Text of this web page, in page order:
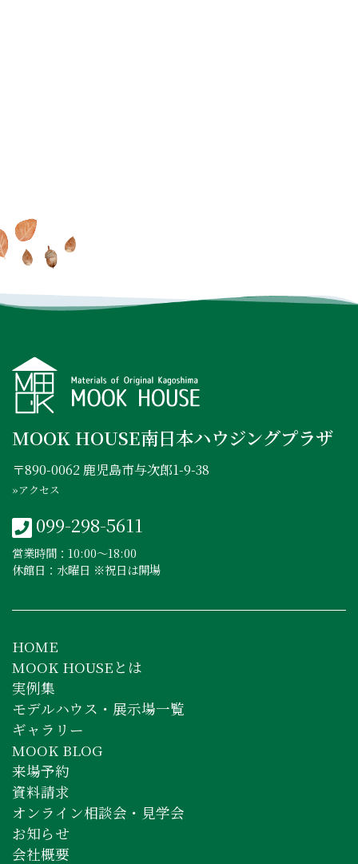
FACEBOOK
MOOK HOUSE南日本ハウジングプラザ
〒890-0062 鹿児島市与次郎1-9-38
»アクセス
099-298-5611
営業時間：10:00〜18:00
休館日：水曜日 ※祝日は開場
HOME
MOOK HOUSEとは
実例集
モデルハウス・展示場一覧
ギャラリー
MOOK BLOG
来場予約
資料請求
オンライン相談会・見学会
お知らせ
会社概要